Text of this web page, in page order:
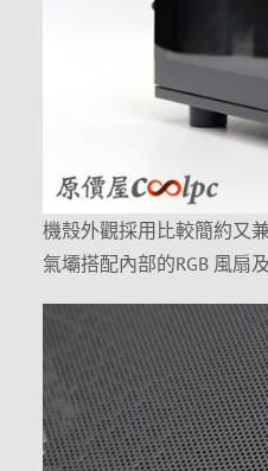
機殼外觀採用比較簡約又
氣壩搭配內部的RGB 風扇